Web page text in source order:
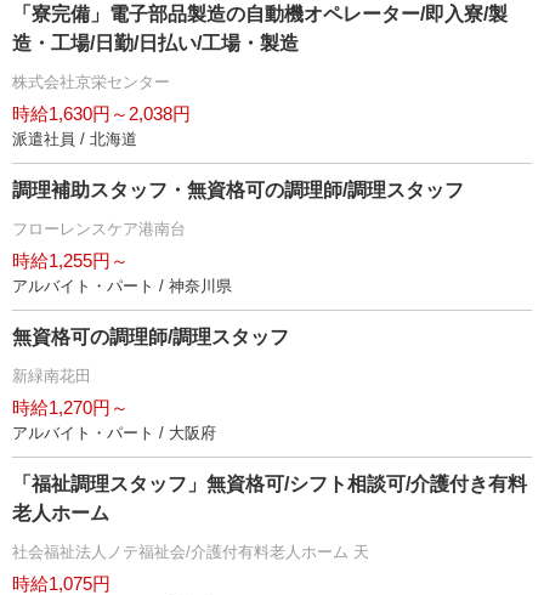
「寮完備」電子部品製造の自動機オペレーター/即入寮/製
造・工場/日勤/日払い/工場・製造
株式会社京栄センター
時給1,630円～2,038円
派遣社員 / 北海道
調理補助スタッフ・無資格可の調理師/調理スタッフ
フローレンスケア港南台
時給1,255円～
アルバイト・パート / 神奈川県
無資格可の調理師/調理スタッフ
新緑南花田
時給1,270円～
アルバイト・パート / 大阪府
「福祉調理スタッフ」無資格可/シフト相談可/介護付き有料
老人ホーム
社会福祉法人ノテ福祉会/介護付有料老人ホーム 天
時給1,075円